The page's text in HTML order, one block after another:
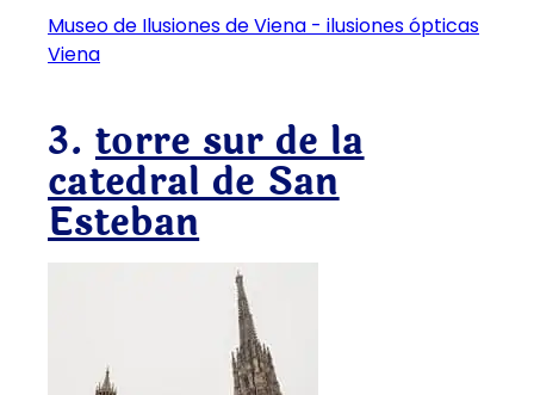
Museo de Ilusiones de Viena - ilusiones ópticas
Viena
3. torre sur de la
catedral de San
Esteban